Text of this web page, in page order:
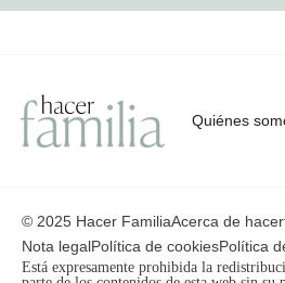
Quiénes
© 2025 Hacer FamiliaAcerca de
Nota legalPolítica de cookiesPolítica
Está expresamente prohibida la